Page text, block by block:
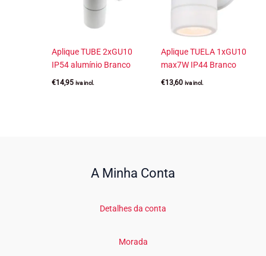
Aplique TUBE 2xGU10
IP54 alumínio Branco
€14,95 iva incl.
Aplique TUELA 1xGU10
max7W IP44 Branco
€13,60 iva incl.
A Minha Conta
Detalhes da conta
Morada